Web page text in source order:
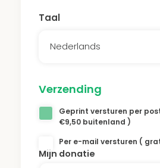
Taal
Nederlands
Verzending
Geprint versturen per
€9,50 buitenland )
Per e-mail versturen (
Mijn donatie